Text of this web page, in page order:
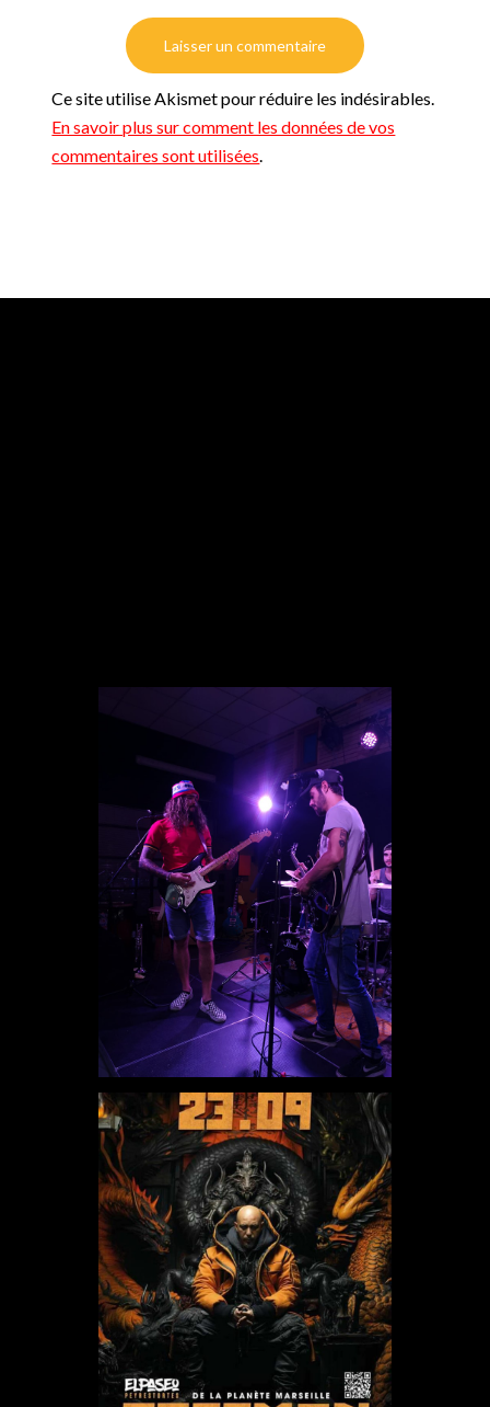
Ce site utilise Akismet pour réduire les indésirables.
En savoir plus sur comment les données de vos
commentaires sont utilisées.